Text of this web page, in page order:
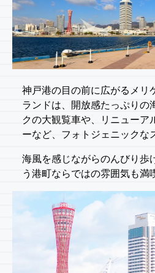
神戸港の目の前に広がるメリ
ランドは、開放感たっぷりの
クの大観覧車や、リニューア
ーなど、フォトジェニックな
海風を感じながらのんびり歩
う港町ならではの雰囲気も満